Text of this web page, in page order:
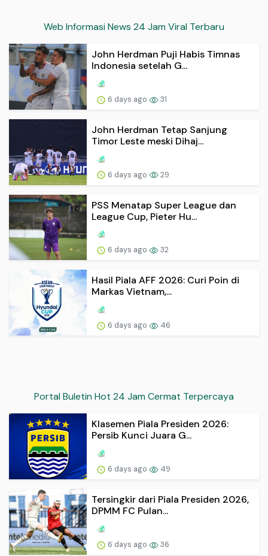
Web Informasi News 24 Jam Viral Terbaru
John Herdman Puji Habis Timnas
Indonesia setelah G...
6 days ago 31
John Herdman Tetap Sanjung
Timor Leste meski Dihaj...
6 days ago 29
PSS Menatap Super League dan
League Cup, Pieter Hu...
6 days ago 32
Hasil Piala AFF 2026: Curi Poin di
Markas Vietnam,...
6 days ago 46
Portal Buletin Hot 24 Jam Cermat Terpercaya
Klasemen Piala Presiden 2026:
Persib Kunci Juara G...
6 days ago 49
Tersingkir dari Piala Presiden 2026,
DPMM FC Pulan...
6 days ago 36